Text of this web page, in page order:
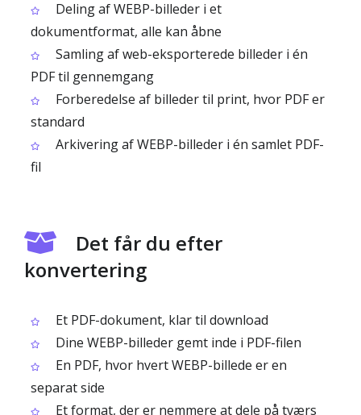
Deling af WEBP-billeder i et
dokumentformat, alle kan åbne
Samling af web-eksporterede billeder i én
PDF til gennemgang
Forberedelse af billeder til print, hvor PDF er
standard
Arkivering af WEBP-billeder i én samlet PDF-
fil
Det får du efter
konvertering
Et PDF-dokument, klar til download
Dine WEBP-billeder gemt inde i PDF-filen
En PDF, hvor hvert WEBP-billede er en
separat side
Et format, der er nemmere at dele på tværs